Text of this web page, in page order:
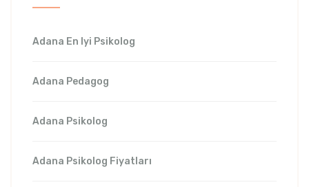
Adana En Iyi Psikolog
Adana Pedagog
Adana Psikolog
Adana Psikolog Fiyatları